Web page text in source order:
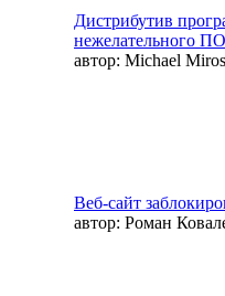
Дистрибутив
нежелательного ПО
автор: Michael
Веб-сайт
автор: Роман